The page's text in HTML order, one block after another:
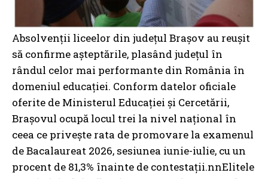
Absolvenții liceelor din județul Brașov au reușit
să confirme așteptările, plasând județul în
rândul celor mai performante din România în
domeniul educației. Conform datelor oficiale
oferite de Ministerul Educației și Cercetării,
Brașovul ocupă locul trei la nivel național în
ceea ce privește rata de promovare la examenul
de Bacalaureat 2026, sesiunea iunie-iulie, cu un
procent de 81,3% înainte de contestații.nnElitele